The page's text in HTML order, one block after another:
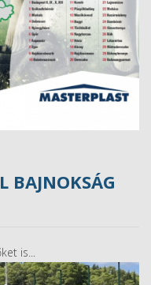
BAJNOKSÁG
is...